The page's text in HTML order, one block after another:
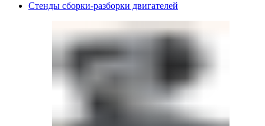
Стенды сборки-разборки двигателей